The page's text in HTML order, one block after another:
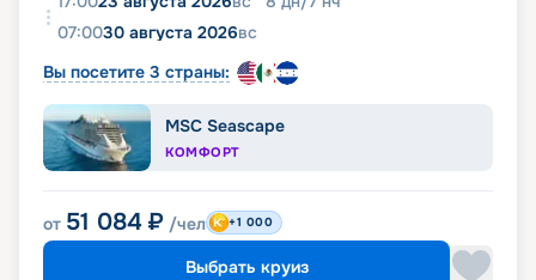
07:0030 августа 2026вс
Вы посетите 3 страны:
MSC Seascape
КОМФОРТ
от 51 084 ₽ /чел +1 000
Выбрать круиз